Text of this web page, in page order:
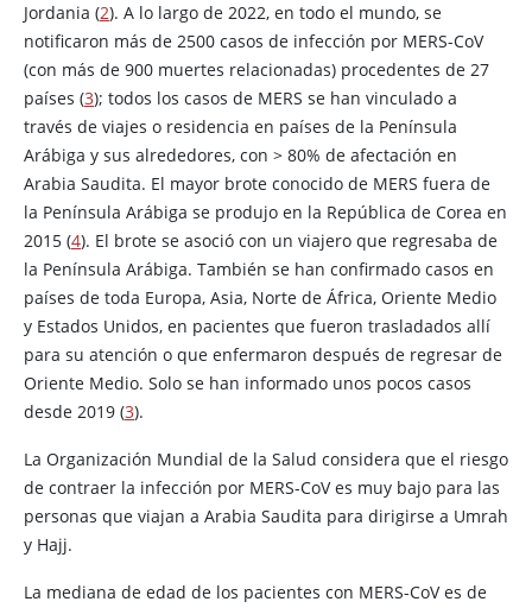
Jordania (2). A lo largo de 2022, en todo el mundo, se
notificaron más de 2500 casos de infección por MERS-CoV
(con más de 900 muertes relacionadas) procedentes de 27
países (3); todos los casos de MERS se han vinculado a
través de viajes o residencia en países de la Península
Arábiga y sus alrededores, con > 80% de afectación en
Arabia Saudita. El mayor brote conocido de MERS fuera de
la Península Arábiga se produjo en la República de Corea en
2015 (4). El brote se asoció con un viajero que regresaba de
la Península Arábiga. También se han confirmado casos en
países de toda Europa, Asia, Norte de África, Oriente Medio
y Estados Unidos, en pacientes que fueron trasladados allí
para su atención o que enfermaron después de regresar de
Oriente Medio. Solo se han informado unos pocos casos
desde 2019 (3).
La Organización Mundial de la Salud considera que el riesgo
de contraer la infección por MERS-CoV es muy bajo para las
personas que viajan a Arabia Saudita para dirigirse a Umrah
y Hajj.
La mediana de edad de los pacientes con MERS-CoV es de